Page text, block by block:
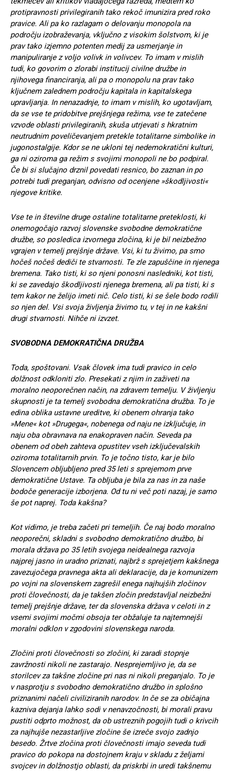
protipravnosti privilegiranih tako rekoč imunizira pred roko
pravice. Ali pa ko razlagam o delovanju monopola na
področju izobraževanja, vključno z visokim šolstvom, ki je
prav tako izjemno potenten medij za usmerjanje in
manipuliranje z voljo volivk in volivcev. To imam v mislih
tudi, ko govorim o zlorabi institucij civilne družbe in
njihovega financiranja, ali pa o monopolu na prav tako
ključnem zalednem področju kapitala in kapitalskega
upravljanja. In nenazadnje, to imam v mislih, ko ugotavljam,
da se vse te pridobitve prejšnjega režima, vse te zatečene
vzvode oblasti privilegiranih, skuša utrjevati s hkratnim
neutrudnim poveličevanjem pretekle totalitarne simbolike in
jugonostalgije. Kdor se ne ukloni tej nedemokratični kulturi,
ga ni oziroma ga režim s svojimi monopoli ne bo podpiral.
Če bi si slučajno drznil povedati resnico, bo zaznan in po
potrebi tudi preganjan, odvisno od ocenjene »škodljivosti«
njegove kritike.
Vse te in številne druge ostaline totalitarne preteklosti, ki
onemogočajo razvoj slovenske svobodne demokratične
družbe, so posledica izvornega zločina, ki je bil neizbežno
vgrajen v temelj prejšnje države. Vsi, ki tu živimo, pa smo
hočeš nočeš dediči te stvarnosti. Te zle zapuščine in njenega
bremena. Tako tisti, ki so njeni ponosni nasledniki, kot tisti,
ki se zavedajo škodljivosti njenega bremena, ali pa tisti, ki s
tem kakor ne želijo imeti nič. Celo tisti, ki se šele bodo rodili
so njen del. Vsi svoja življenja živimo tu, v tej in ne kakšni
drugi stvarnosti. Nihče ni izvzet.
SVOBODNA DEMOKRATIČNA DRUŽBA
Toda, spoštovani. Vsak človek ima tudi pravico in celo
dolžnost odkloniti zlo. Presekati z njim in zaživeti na
moralno neoporečnen način, na zdravem temelju. V življenju
skupnosti je ta temelj svobodna demokratična družba. To je
edina oblika ustavne ureditve, ki obenem ohranja tako
»Mene« kot »Drugega«, nobenega od naju ne izključuje, in
naju oba obravnava na enakopraven način. Seveda pa
obenem od obeh zahteva opustitev vseh izključevalskih
oziroma totalitarnih prvin. To je točno tisto, kar je bilo
Slovencem obljubljeno pred 35 leti s sprejemom prve
demokratične Ustave. Ta obljuba je bila za nas in za naše
bodoče generacije izborjena. Od tu ni več poti nazaj, je samo
še pot naprej. Toda kakšna?
Kot vidimo, je treba začeti pri temeljih. Če naj bodo moralno
neoporečni, skladni s svobodno demokratično družbo, bi
morala država po 35 letih svojega neidealnega razvoja
najprej jasno in uradno priznati, najbrž s sprejetjem kakšnega
zavezujočega pravnega akta ali deklaracije, da je komunizem
po vojni na slovenskem zagrešil enega najhujših zločinov
proti človečnosti, da je takšen zločin predstavljal neizbežni
temelj prejšnje države, ter da slovenska država v celoti in z
vsemi svojimi močmi obsoja ter obžaluje ta najtemnejši
moralni odklon v zgodovini slovenskega naroda.
Zločini proti človečnosti so zločini, ki zaradi stopnje
zavržnosti nikoli ne zastarajo. Nesprejemljivo je, da se
storilcev za takšne zločine pri nas ni nikoli preganjalo. To je
v nasprotju s svobodno demokratično družbo in splošno
priznanimi načeli civiliziranih narodov. In če se za običajna
kazniva dejanja lahko sodi v nenavzočnosti, bi morali pravu
pustiti odprto možnost, da ob ustreznih pogojih tudi o krivcih
za najhujše nezastarljive zločine še izreče svojo zadnjo
besedo. Žrtve zločina proti človečnosti imajo seveda tudi
pravico do pokopa na dostojnem kraju v skladu z željami
svojcev in dolžnostjo oblasti, da priskrbi in uredi takšnemu